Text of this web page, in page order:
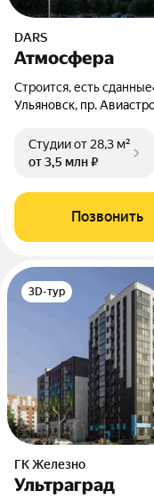
DARS
Атмосфера
Строится, есть сданные
Ульяновск, пр.
Студииот 28,3 м²
от 3,5 млн ₽
Позвонить
3D-тур
ГК Железно
Ультраград